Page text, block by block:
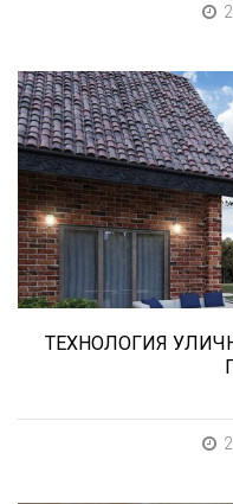
В этой статье
нужно учесть при
облицовочных
ТЕХНОЛОГИЯ